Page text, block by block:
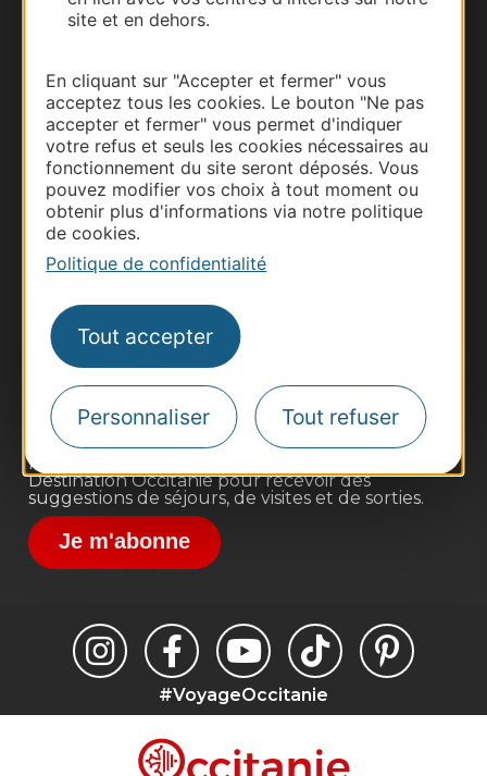
site et en dehors.
En cliquant sur "Accepter et fermer" vous
acceptez tous les cookies. Le bouton "Ne pas
accepter et fermer" vous permet d'indiquer
votre refus et seuls les cookies nécessaires au
fonctionnement du site seront déposés. Vous
pouvez modifier vos choix à tout moment ou
obtenir plus d'informations via notre politique
de cookies.
Politique de confidentialité
Tout accepter
Personnaliser Tout refuser
Thermalisme
Pros d'Occitanie
Site presse et d'influence
Voyagistes
Destination Sport
Inscrivez-vous à la lettre d'information
Destination Occitanie pour recevoir des
suggestions de séjours, de visites et de sorties.
Je m'abonne
#VoyageOccitanie